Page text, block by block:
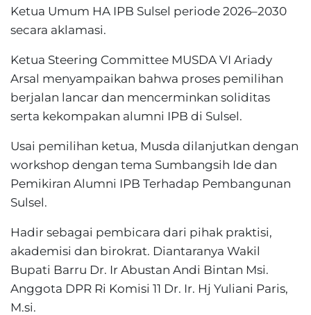
Ketua Umum HA IPB Sulsel periode 2026–2030
secara aklamasi.
Ketua Steering Committee MUSDA VI Ariady
Arsal menyampaikan bahwa proses pemilihan
berjalan lancar dan mencerminkan soliditas
serta kekompakan alumni IPB di Sulsel.
Usai pemilihan ketua, Musda dilanjutkan dengan
workshop dengan tema Sumbangsih Ide dan
Pemikiran Alumni IPB Terhadap Pembangunan
Sulsel.
Hadir sebagai pembicara dari pihak praktisi,
akademisi dan birokrat. Diantaranya Wakil
Bupati Barru Dr. Ir Abustan Andi Bintan Msi.
Anggota DPR Ri Komisi 11 Dr. Ir. Hj Yuliani Paris,
M.si.